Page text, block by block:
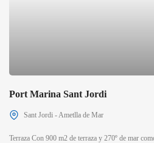
Port Marina Sant Jordi
Sant Jordi - Ametlla de Mar
Terraza Con 900 m2 de terraza y 270º de mar